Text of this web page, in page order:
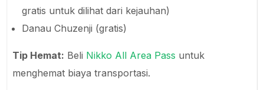
gratis untuk dilihat dari kejauhan)
Danau Chuzenji (gratis)
Tip Hemat: Beli Nikko All Area Pass untuk
menghemat biaya transportasi.